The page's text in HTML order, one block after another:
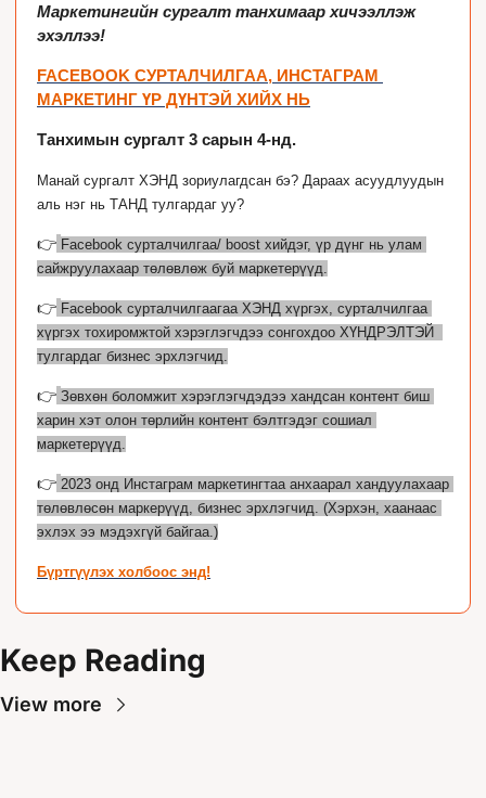
Маркетингийн сургалт танхимаар хичээллэж
эхэллээ!
FACEBOOK СУРТАЛЧИЛГАА, ИНСТАГРАМ
МАРКЕТИНГ ҮР ДҮНТЭЙ ХИЙХ НЬ
Танхимын сургалт 3 сарын 4-нд.
Манай сургалт ХЭНД зориулагдсан бэ? Дараах асуудлуудын
аль нэг нь ТАНД тулгардаг уу?
👉 Facebook сурталчилгаа/ boost хийдэг, үр дүнг нь улам
сайжруулахаар төлөвлөж буй маркетерүүд.
👉 Facebook сурталчилгаагаа ХЭНД хүргэх, сурталчилгаа
хүргэх тохиромжтой хэрэглэгчдээ сонгохдоо ХҮНДРЭЛТЭЙ
тулгардаг бизнес эрхлэгчид.
👉 Зөвхөн боломжит хэрэглэгчдэдээ хандсан контент биш
харин хэт олон төрлийн контент бэлтгэдэг сошиал
маркетерүүд.
👉 2023 онд Инстаграм маркетингтаа анхаарал хандуулахаар
төлөвлөсөн маркерүүд, бизнес эрхлэгчид. (Хэрхэн, хаанаас
эхлэх ээ мэдэхгүй байгаа.)
Бүртгүүлэх холбоос энд!
Keep Reading
View more